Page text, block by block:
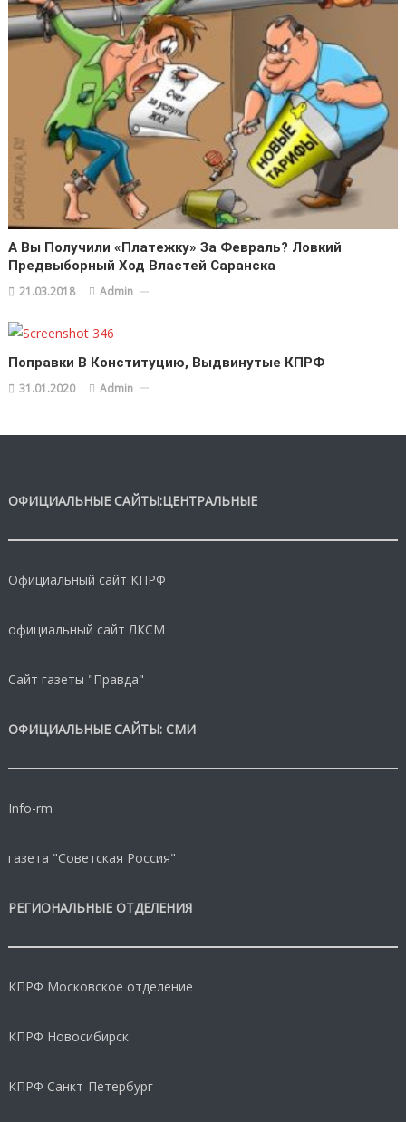
А Вы Получили «платежку» За Февраль? Ловкий
Предвыборный Ход Властей Саранска
21.03.2018 Admin
Поправки В Конституцию, Выдвинутые КПРФ
31.01.2020 Admin
ОФИЦИАЛЬНЫЕ САЙТЫ:ЦЕНТРАЛЬНЫЕ
Официальный сайт КПРФ
официальный сайт ЛКСМ
Сайт газеты "Правда"
ОФИЦИАЛЬНЫЕ САЙТЫ: СМИ
Info-rm
газета "Советская Россия"
РЕГИОНАЛЬНЫЕ ОТДЕЛЕНИЯ
КПРФ Московское отделение
КПРФ Новосибирск
КПРФ Санкт-Петербург